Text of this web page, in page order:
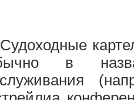
Судоходные
в